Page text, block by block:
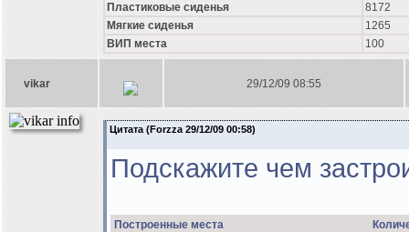
Пластиковые сиденья
8172
Мягкие сиденья
1265
ВИП места
100
vikar 29/12/09 08:55
Цитата (Forzza 29/12/09 00:58)
Подскажите чем
Построенные места